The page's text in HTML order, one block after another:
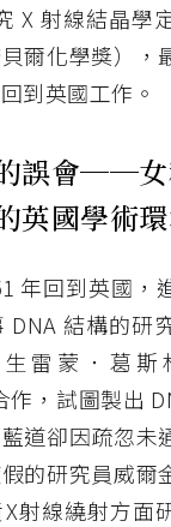
X 射線結晶學
爾化學獎），
到英國工作。
誤會──女
英國學術
年回到英國，
DNA 結構的研
雷蒙．葛斯
，試圖製出
道卻因疏忽未
的研究員威爾
射線繞射方面